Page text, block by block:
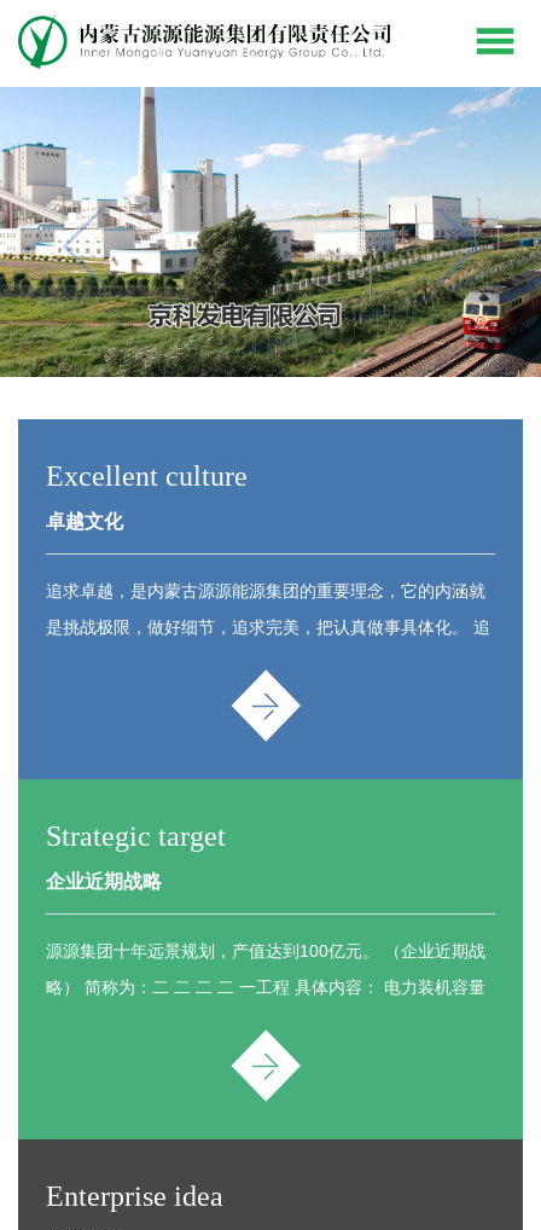
Excellent culture
卓越文化
追求卓越，是内蒙古源源能源集团的重要理念，它的内涵就
是挑战极限，做好细节，追求完美，把认真做事具体化。 追
Strategic target
企业近期战略
源源集团十年远景规划，产值达到100亿元。 （企业近期战
略） 简称为：二 二 二 二 一工程 具体内容： 电力装机容量
20万吨 供汽量达到200万吉焦 煤炭生产1000万吨
Enterprise idea